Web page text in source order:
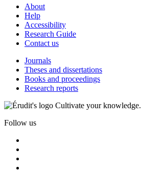
About
Help
Accessibility
Research Guide
Contact us
Journals
Theses and dissertations
Books and proceedings
Research reports
Cultivate your knowledge.
Follow us